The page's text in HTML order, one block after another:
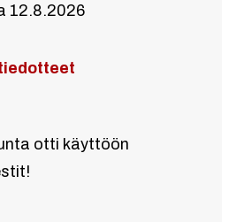
12.8.2026
otti käyttöön